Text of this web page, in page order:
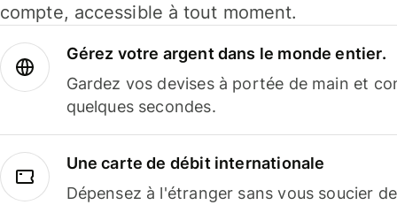
compte, accessible à tout moment.
Gérez votre argent dans le monde entier.
Gardez vos devises à portée de main et
quelques secondes.
Une carte de débit internationale
Dépensez à l'étranger sans vous soucier